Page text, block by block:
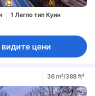
1 Легло тип Куин
цени
36 m²/388 ft²